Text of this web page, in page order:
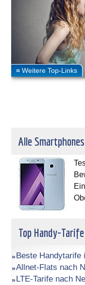
Alle
Top Handy-
Beste Handytarife
Allnet-Flats nach
LTE-Tarife nach